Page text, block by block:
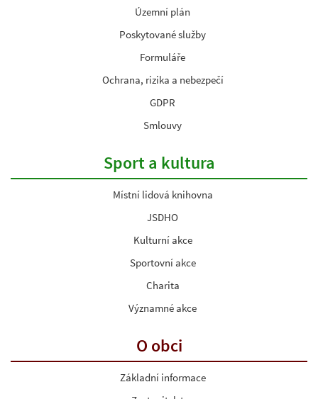
Územní plán
Poskytované služby
Formuláře
Ochrana, rizika a nebezpečí
GDPR
Smlouvy
Sport a kultura
Místní lidová knihovna
JSDHO
Kulturní akce
Sportovní akce
Charita
Významné akce
O obci
Základní informace